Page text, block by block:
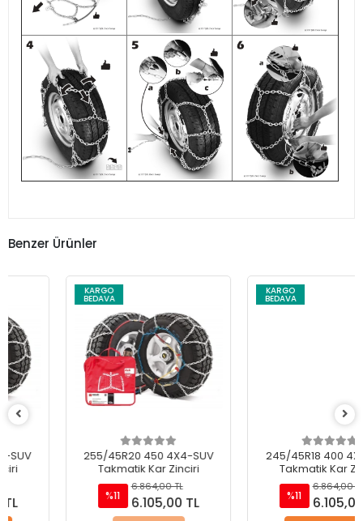
Benzer Ürünler
255/45R20 450 4X4-SUV
Takmatik Kar Zinciri
6.864,00 TL
6.105,00 TL
245/45R18 400 4X4-SUV
Takmatik Kar Zinciri
6.864,00 TL
6.105,00 TL